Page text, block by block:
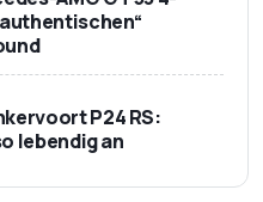
P24 RS:
lebendig an